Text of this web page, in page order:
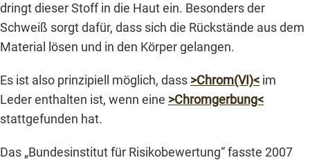
dringt dieser Stoff in die Haut ein. Besonders der
Schweiß sorgt dafür, dass sich die Rückstände aus dem
Material lösen und in den Körper gelangen.
Es ist also prinzipiell möglich, dass >Chrom(VI)< im
Leder enthalten ist, wenn eine >Chromgerbung<
stattgefunden hat.
Das „Bundesinstitut für Risikobewertung“ fasste 2007